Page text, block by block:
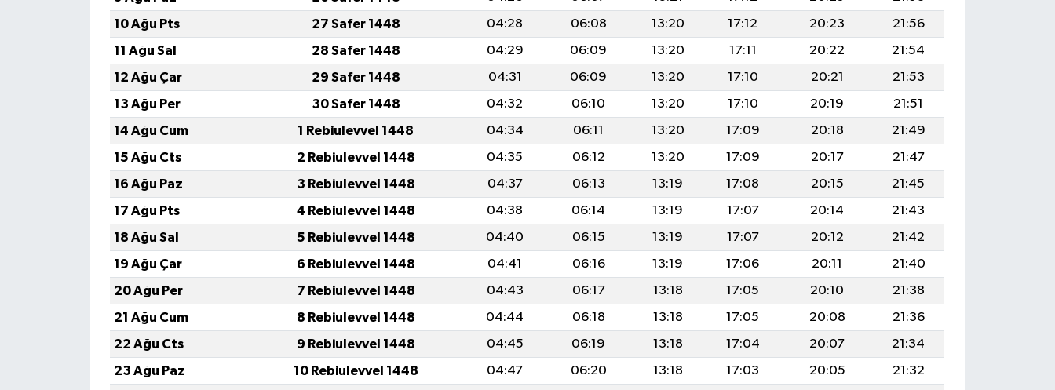
10 Ağu Pts
27 Safer 1448 04:28 06:08 13:20 17:12 20:23
21:56
11 Ağu Sal
28 Safer 1448 04:29 06:09 13:20 17:11 20:22
21:54
12 Ağu Çar
29 Safer 1448 04:31 06:09 13:20 17:10 20:21
21:53
13 Ağu Per
30 Safer 1448 04:32 06:10 13:20 17:10 20:19
21:51
14 Ağu Cum
1 Rebiulevvel 1448 04:34 06:11 13:20 17:09 20:18
21:49
15 Ağu Cts
2 Rebiulevvel 1448 04:35 06:12 13:20 17:09 20:17
21:47
16 Ağu Paz
3 Rebiulevvel 1448 04:37 06:13 13:19 17:08 20:15
21:45
17 Ağu Pts
4 Rebiulevvel 1448 04:38 06:14 13:19 17:07 20:14
21:43
18 Ağu Sal
5 Rebiulevvel 1448 04:40 06:15 13:19 17:07 20:12
21:42
19 Ağu Çar
6 Rebiulevvel 1448 04:41 06:16 13:19 17:06 20:11
21:40
20 Ağu Per
7 Rebiulevvel 1448 04:43 06:17 13:18 17:05 20:10
21:38
21 Ağu Cum
8 Rebiulevvel 1448 04:44 06:18 13:18 17:05 20:08
21:36
22 Ağu Cts
9 Rebiulevvel 1448 04:45 06:19 13:18 17:04 20:07
21:34
23 Ağu Paz
10 Rebiulevvel 1448 04:47 06:20 13:18 17:03 20:05
21:32